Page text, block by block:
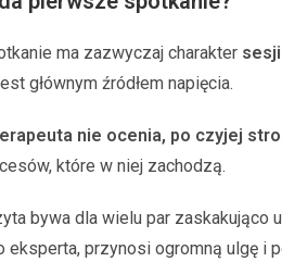
ma zazwyczaj charakter
głównym źródłem napięcia.
nie ocenia, po czyjej
które w niej zachodzą.
bywa dla wielu par zaskakująco
eksperta, przynosi ogromną ulgę i